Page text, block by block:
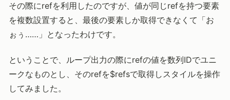
その際にrefを利用したのですが、値が同じrefを持つ要素
を複数設置すると、最後の要素しか取得できなくて「お
ぉぅ……」となったわけです。
ということで、ループ出力の際にrefの値を数列IDでユニ
ークなものとし、そのrefを$refsで取得しスタイルを操作
してみました。